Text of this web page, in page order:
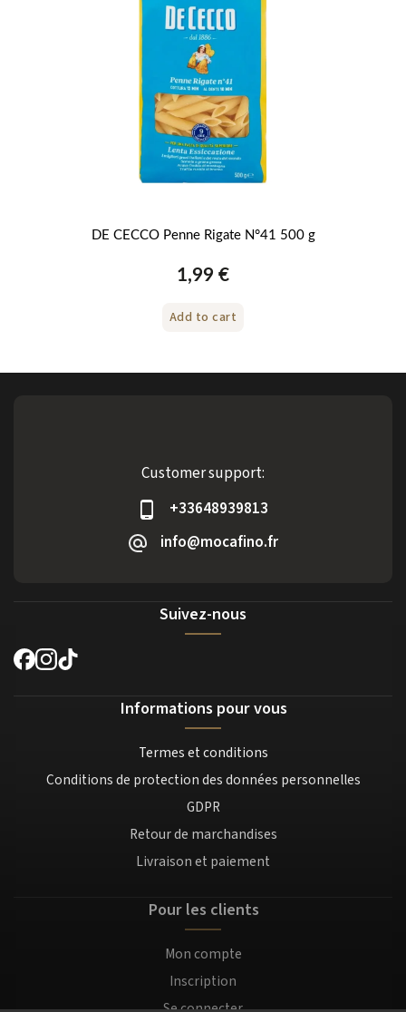
DE CECCO Penne Rigate N°41 500 g
1,99 €
Add to cart
Customer support:
+33648939813
info@mocafino.fr
Suivez-nous
Informations pour vous
Termes et conditions
Conditions de protection des données personnelles
GDPR
Retour de marchandises
Livraison et paiement
Pour les clients
Mon compte
Inscription